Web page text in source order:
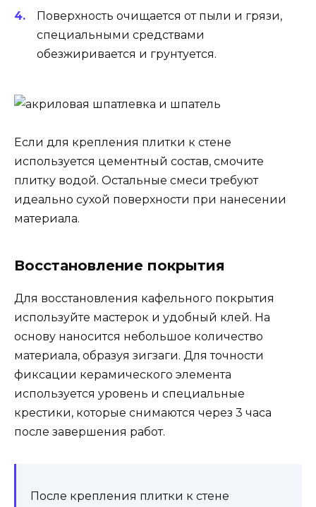
Поверхность очищается от пыли и грязи,
специальными средствами
обезжиривается и грунтуется.
Если для крепления плитки к стене
используется цементный состав, смочите
плитку водой. Остальные смеси требуют
идеально сухой поверхности при нанесении
материала.
Восстановление покрытия
Для восстановления кафельного покрытия
используйте мастерок и удобный клей. На
основу наносится небольшое количество
материала, образуя зигзаги. Для точности
фиксации керамического элемента
используется уровень и специальные
крестики, которые снимаются через 3 часа
после завершения работ.
После крепления плитки к стене